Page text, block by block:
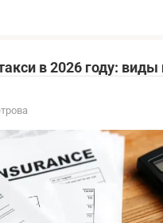
в 2026 году: виды